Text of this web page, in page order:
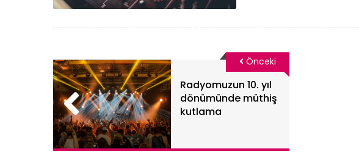
Radyomuzun 10. yıl
dönümünde müthiş
kutlama
Önceki